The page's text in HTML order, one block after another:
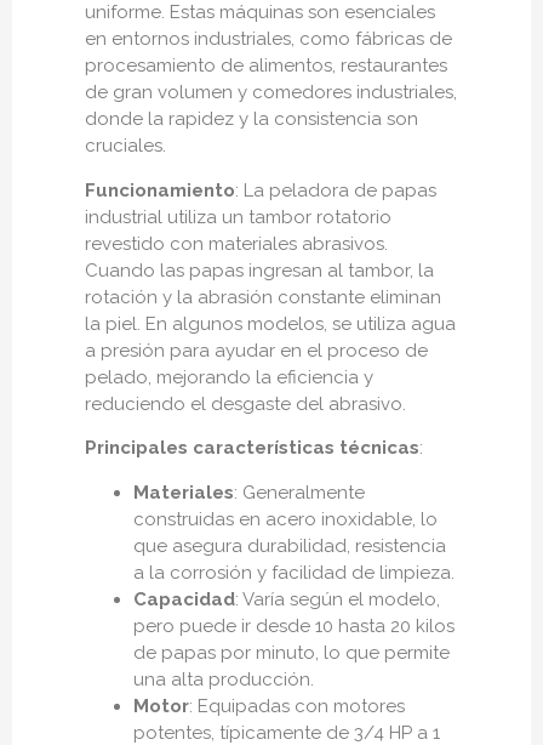
uniforme. Estas máquinas son esenciales
en entornos industriales, como fábricas de
procesamiento de alimentos, restaurantes
de gran volumen y comedores industriales,
donde la rapidez y la consistencia son
cruciales.
Funcionamiento: La peladora de papas
industrial utiliza un tambor rotatorio
revestido con materiales abrasivos.
Cuando las papas ingresan al tambor, la
rotación y la abrasión constante eliminan
la piel. En algunos modelos, se utiliza agua
a presión para ayudar en el proceso de
pelado, mejorando la eficiencia y
reduciendo el desgaste del abrasivo.
Principales características técnicas:
Materiales: Generalmente
construidas en acero inoxidable, lo
que asegura durabilidad, resistencia
a la corrosión y facilidad de limpieza.
Capacidad: Varía según el modelo,
pero puede ir desde 10 hasta 20 kilos
de papas por minuto, lo que permite
una alta producción.
Motor: Equipadas con motores
potentes, típicamente de 3/4 HP a 1